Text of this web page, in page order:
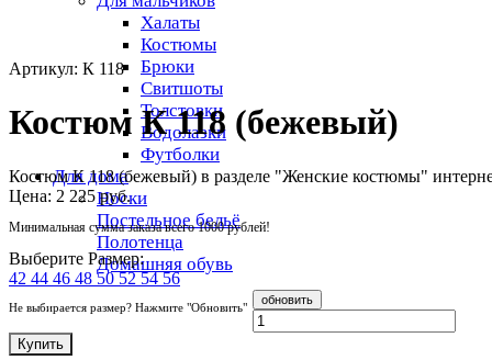
Халаты
Костюмы
Брюки
Свитшоты
Толстовки
Водолазки
Футболки
Для дома
Носки
Постельное бельё
Полотенца
Домашняя обувь
Артикул: К 118
Костюм К 118 (бежевый)
Костюм К 118 (бежевый) в разделе "Женские костюмы"
Цена: 2 225 руб.
Минимальная сумма заказа всего 1000 рублей!
Выберите Размер:
42 44 46 48 50525456
Не выбирается размер? Нажмите "Обновить"
Купить